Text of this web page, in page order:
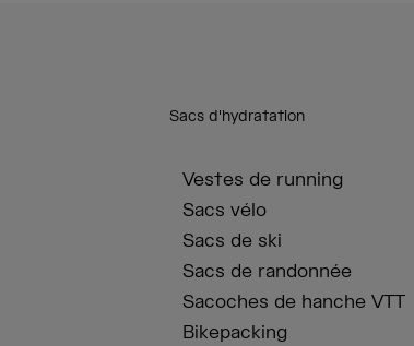
Sacs d'hydratation
Vestes de running
Sacs vélo
Sacs de ski
Sacs de randonnée
Sacoches de hanche VTT
Bikepacking